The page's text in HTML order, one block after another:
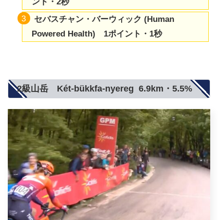
セバスチャン・バーウィック (Human
Powered Health) 1ポイント・1秒
2級山岳 Két-bükkfa-nyereg 6.9km・5.5%